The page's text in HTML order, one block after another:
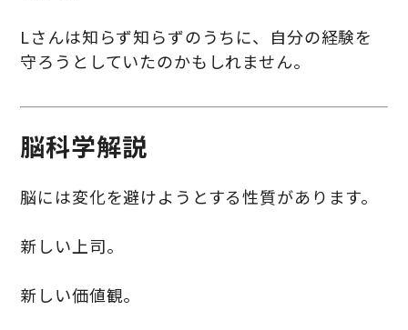
Lさんは知らず知らずのうちに、自分の経験を
守ろうとしていたのかもしれません。
脳科学解説
脳には変化を避けようとする性質があります。
新しい上司。
新しい価値観。